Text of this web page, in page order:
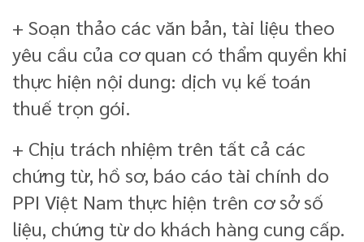
+ Soạn thảo các văn bản, tài liệu theo
yêu cầu của cơ quan có thẩm quyền khi
thực hiện nội dung: dịch vụ kế toán
thuế trọn gói.
+ Chịu trách nhiệm trên tất cả các
chứng từ, hồ sơ, báo cáo tài chính do
PPI Việt Nam thực hiện trên cơ sở số
liệu, chứng từ do khách hàng cung cấp.